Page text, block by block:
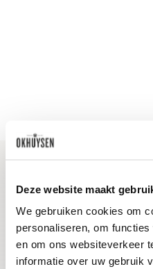
Deze website maakt
We gebruiken cookies om
personaliseren, om
en om ons websiteverkeer
informatie over uw gebruik
Blijf op de
Ontvang het laatste
evenementen